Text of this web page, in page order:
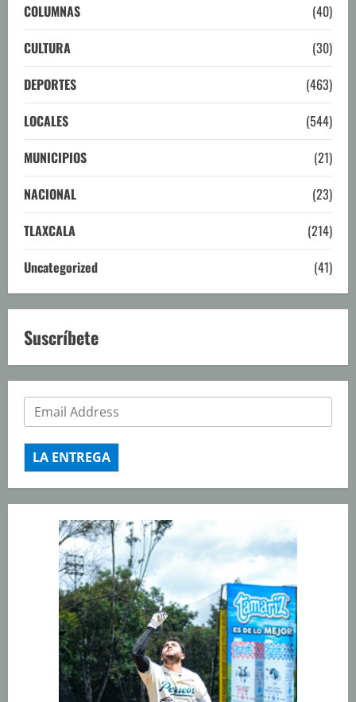
COLUMNAS
(40)
CULTURA
(30)
DEPORTES
(463)
LOCALES
(544)
MUNICIPIOS
(21)
NACIONAL
(23)
TLAXCALA
(214)
Uncategorized
(41)
Suscríbete
LA ENTREGA